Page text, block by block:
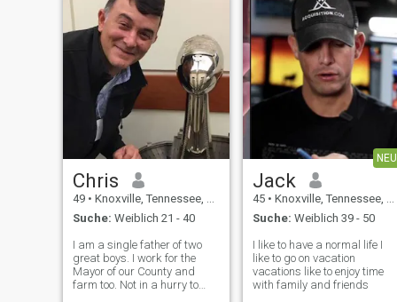
Chris
49 • Knoxville, Tennessee, USA
Suche: Weiblich 21 - 40
I am a single father of two
great boys. I work for the
Mayor of our County and
farm too. Not in a hurry to
NEU
Jack
45 • Knoxville, Tennessee, USA
Suche: Weiblich 39 - 50
I like to have a normal life I
like to go on vacation
vacations like to enjoy time
with family and friends